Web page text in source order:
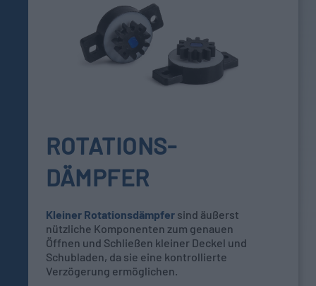
ROTATIONS-
DÄMPFER
Kleiner Rotationsdämpfer sind äußerst
nützliche Komponenten zum genauen
Öffnen und Schließen kleiner Deckel und
Schubladen, da sie eine kontrollierte
Verzögerung ermöglichen.